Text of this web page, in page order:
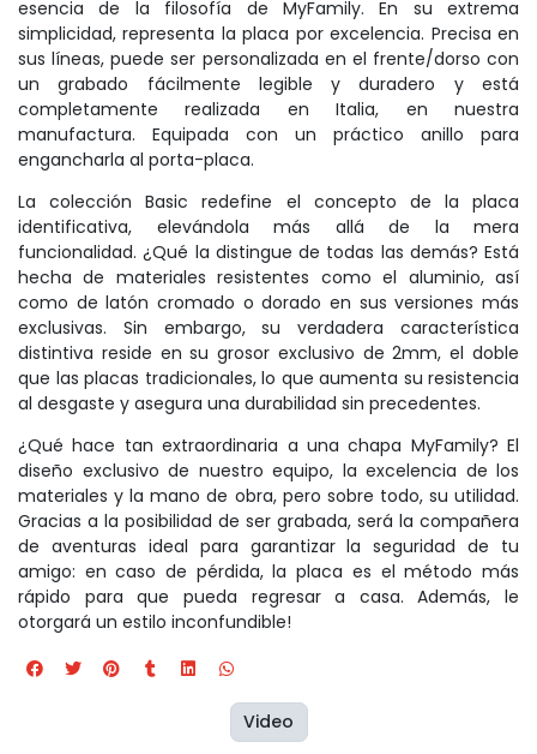
esencia de la filosofía de MyFamily. En su extrema
simplicidad, representa la placa por excelencia. Precisa en
sus líneas, puede ser personalizada en el frente/dorso con
un grabado fácilmente legible y duradero y está
completamente realizada en Italia, en nuestra
manufactura. Equipada con un práctico anillo para
engancharla al porta-placa.
La colección Basic redefine el concepto de la placa
identificativa, elevándola más allá de la mera
funcionalidad. ¿Qué la distingue de todas las demás? Está
hecha de materiales resistentes como el aluminio, así
como de latón cromado o dorado en sus versiones más
exclusivas. Sin embargo, su verdadera característica
distintiva reside en su grosor exclusivo de 2mm, el doble
que las placas tradicionales, lo que aumenta su resistencia
al desgaste y asegura una durabilidad sin precedentes.
¿Qué hace tan extraordinaria a una chapa MyFamily? El
diseño exclusivo de nuestro equipo, la excelencia de los
materiales y la mano de obra, pero sobre todo, su utilidad.
Gracias a la posibilidad de ser grabada, será la compañera
de aventuras ideal para garantizar la seguridad de tu
amigo: en caso de pérdida, la placa es el método más
rápido para que pueda regresar a casa. Además, le
otorgará un estilo inconfundible!
Video